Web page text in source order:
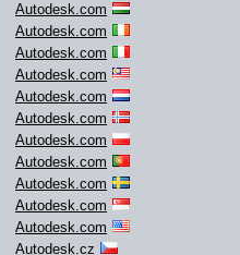
Autodesk.com
Autodesk.com
Autodesk.com
Autodesk.com
Autodesk.com
Autodesk.com
Autodesk.com
Autodesk.com
Autodesk.com
Autodesk.com
Autodesk.com
Autodesk.cz